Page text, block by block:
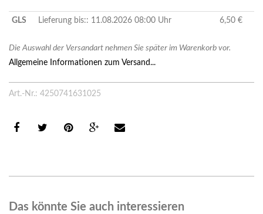
GLS Lieferung bis:: 11.08.2026 08:00 Uhr 6,50 €
Die Auswahl der Versandart nehmen Sie später im Warenkorb vor.
Allgemeine Informationen zum Versand...
Art.-Nr.: 4250741631025
Das könnte Sie auch interessieren